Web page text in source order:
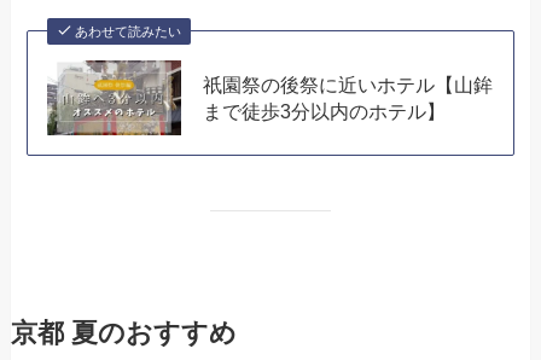
あわせて読みたい
祇園祭の後祭に近いホテル【山鉾
まで徒歩3分以内のホテル】
京都 夏のおすすめ